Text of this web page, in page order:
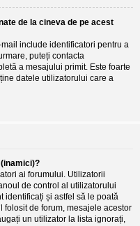
de la cineva de pe acest
include identificatori pentru a
puteți contacta
a mesajului primit. Este foarte
datele utilizatorului care a
ai forumului. Utilizatorii
de control al utilizatorului
identificați și astfel să le poată
folosit de forum, mesajele acestor
un utilizator la lista ignorați,